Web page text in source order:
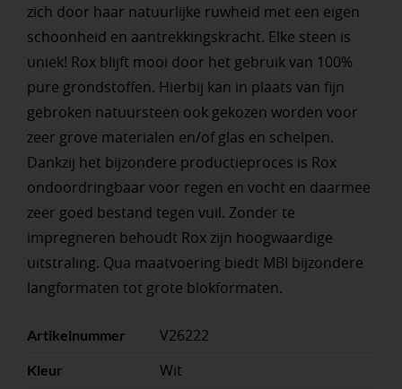
zich door haar natuurlijke ruwheid met een eigen
schoonheid en aantrekkingskracht. Elke steen is
uniek! Rox blijft mooi door het gebruik van 100%
pure grondstoffen. Hierbij kan in plaats van fijn
gebroken natuursteen ook gekozen worden voor
zeer grove materialen en/of glas en schelpen.
Dankzij het bijzondere productieproces is Rox
ondoordringbaar voor regen en vocht en daarmee
zeer goed bestand tegen vuil. Zonder te
impregneren behoudt Rox zijn hoogwaardige
uitstraling. Qua maatvoering biedt MBI bijzondere
langformaten tot grote blokformaten.
Artikelnummer V26222
Kleur Wit